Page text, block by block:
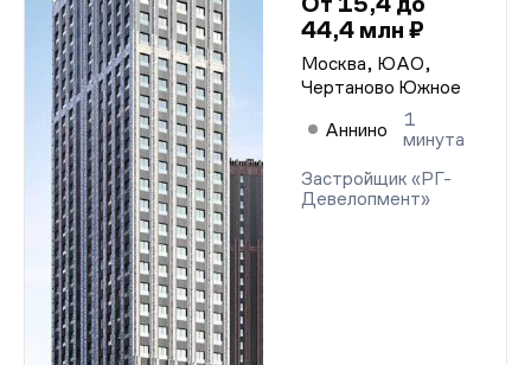
44,4 млн ₽
Москва, ЮАО,
Чертаново Южное
Аннино
1
минута
Застройщик «РГ-
Девелопмент»